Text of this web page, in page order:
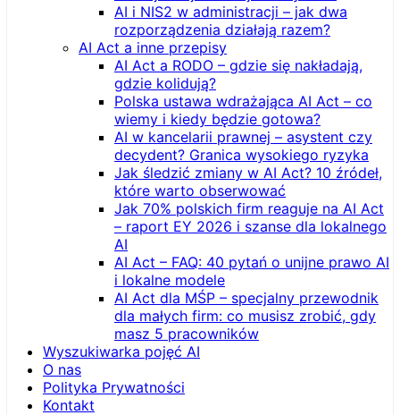
AI i NIS2 w administracji – jak dwa
rozporządzenia działają razem?
AI Act a inne przepisy
AI Act a RODO – gdzie się nakładają,
gdzie kolidują?
Polska ustawa wdrażająca AI Act – co
wiemy i kiedy będzie gotowa?
AI w kancelarii prawnej – asystent czy
decydent? Granica wysokiego ryzyka
Jak śledzić zmiany w AI Act? 10 źródeł,
które warto obserwować
Jak 70% polskich firm reaguje na AI Act
– raport EY 2026 i szanse dla lokalnego
AI
AI Act – FAQ: 40 pytań o unijne prawo AI
i lokalne modele
AI Act dla MŚP – specjalny przewodnik
dla małych firm: co musisz zrobić, gdy
masz 5 pracowników
Wyszukiwarka pojęć AI
O nas
Polityka Prywatności
Kontakt